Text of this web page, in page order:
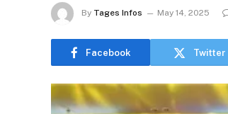
By Tages Infos May 14, 2025
Facebook Twitter